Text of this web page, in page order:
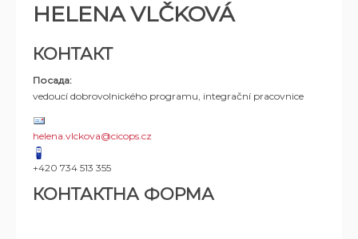
HELENA VLČKOVÁ
КОНТАКТ
Посада:
vedoucí dobrovolnického programu, integrační pracovnice
helena.vlckova@cicops.cz
+420 734 513 355
КОНТАКТНА ФОРМА